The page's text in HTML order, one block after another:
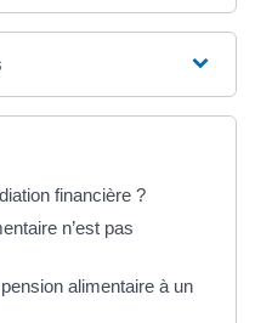
financière ?
n’est pas
alimentaire à un